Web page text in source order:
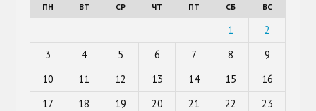
ПН ВТ СР ЧТ ПТ СБ ВС
1
2
3
4 5 6 7 8
9
10
11 12 13 14 15
16
17
18 19 20 21 22
23